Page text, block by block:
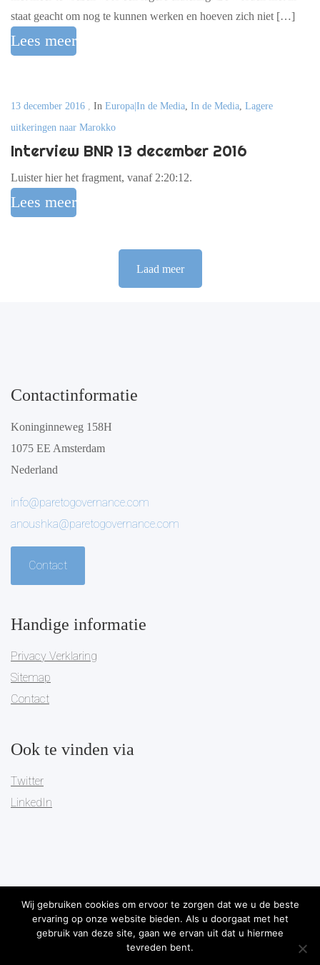
staat geacht om nog te kunnen werken en hoeven zich niet […]
Lees meer
13 december 2016 , In Europa|In de Media, In de Media, Lagere
uitkeringen naar Marokko
Interview BNR 13 december 2016
Luister hier het fragment, vanaf 2:20:12.
Lees meer
Laad meer
Contactinformatie
Koninginneweg 158H
1075 EE Amsterdam
Nederland
info@paretogovernance.com
anoushka@paretogovernance.com
Contact
Handige informatie
Privacy Verklaring
Sitemap
Contact
Ook te vinden via
Twitter
LinkedIn
Copyright 2019 Pareto Governance -Algemene Voorwaarden
Sitemap-Ontwikkeld door Best4u Group
Wij gebruiken cookies om ervoor te zorgen dat we u de beste
ervaring op onze website bieden. Als u doorgaat met het
gebruik van deze site, gaan we ervan uit dat u hiermee
tevreden bent.